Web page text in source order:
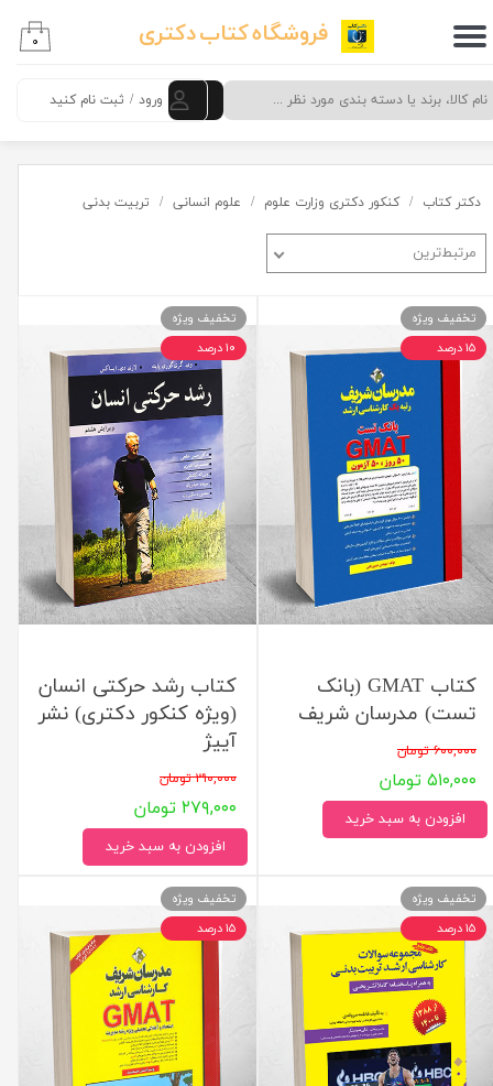
فروشگاه کتاب دکتری
ورود / ثبت نام کنید
حساب کاربری من
تغییر گذر واژه
خروج از حساب کاربری
۰
دکتر کتاب کنکور دکتری وزارت علوم علوم انسانی تربیت بدنی
مرتبط‌ترین
کتاب GMAT (بانک
تست) مدرسان شریف
۶۰۰,۰۰۰ تومان
۵۱۰,۰۰۰ تومان
افزودن به سبد خرید
تخفیف ویژه
۱۵ درصد
کتاب رشد حرکتی انسان
(ویژه کنکور دکتری) نشر
آییژ
۳۱۰,۰۰۰ تومان
۲۷۹,۰۰۰ تومان
افزودن به سبد خرید
تخفیف ویژه
۱۰ درصد
تخفیف ویژه
۱۵ درصد
تخفیف ویژه
۱۵ درصد